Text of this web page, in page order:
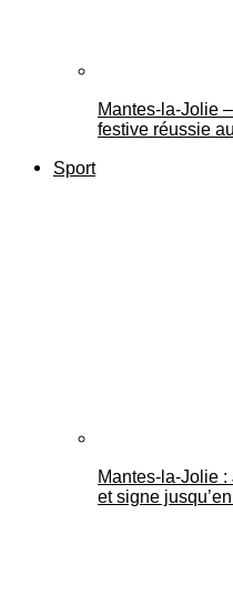
Mantes-la-Jolie
festive réussie
Sport
Mantes-la-Jolie :
et signe